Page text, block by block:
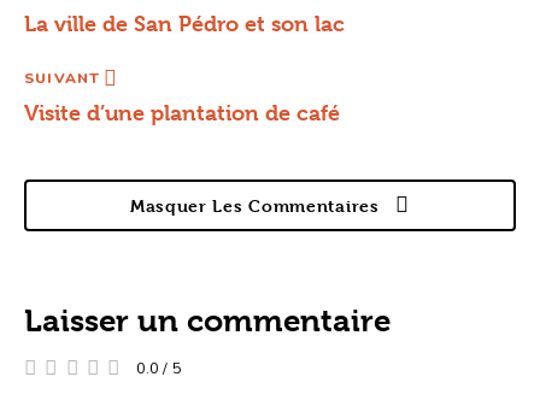
La ville de San Pédro et son lac
SUIVANT
Visite d’une plantation de café
Masquer Les Commentaires
Laisser un commentaire
0.0 / 5